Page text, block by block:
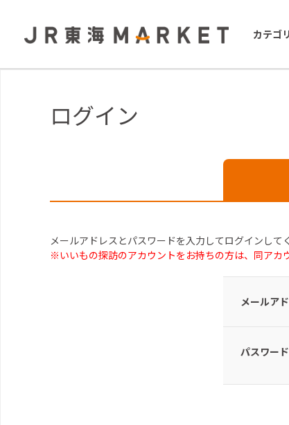
カテゴ
ログイン
メールアドレスとパスワードを入力してログインして
※いいもの探訪のアカウントをお持ちの方は、同アカ
メールア
パスワード